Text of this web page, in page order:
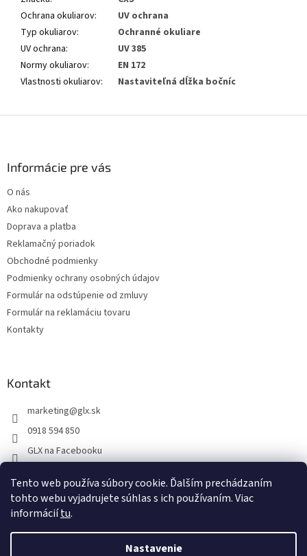
Tento web používa súbory cookie. Ďalším prechádzaním
tohto webu vyjadrujete súhlas s ich používaním. Viac
informáciítu.
Nastavenie
Ochrana okuliarov:
UV ochrana
Typ okuliarov:
Ochranné okuliare
UV ochrana:
UV 385
Normy okuliarov:
EN 172
Vlastnosti okuliarov: Nastaviteľná dĺžka bočníc
Informácie pre vás
O nás
Ako nakupovať
Doprava a platba
Reklamačný poriadok
Obchodné podmienky
Podmienky ochrany osobných údajov
Formulár na odstúpenie od zmluvy
Formulár na reklamáciu tovaru
Kontakty
Kontakt
marketing@glx.sk
0918 594 850
GLX na Facebooku